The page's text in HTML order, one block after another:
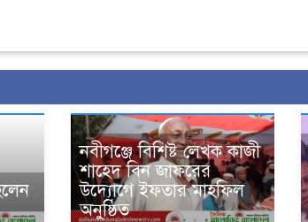
নবীগঞ্জে বিশিষ্ট লেখক কাজী
শাহেদ বিন জাফরের
উদ্যোগে ইফতার মাহফিল
অনুষ্ঠিত